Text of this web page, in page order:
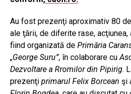
Au fost prezenţi aproximativ 80 de
ale ţării, de diferite rase,
fiind organizată de Primăria
„George Suru”, în colaborare cu
Dezvoltare a Rromilor din Pipirig.
prezenţi primarul Felix Borcean şi